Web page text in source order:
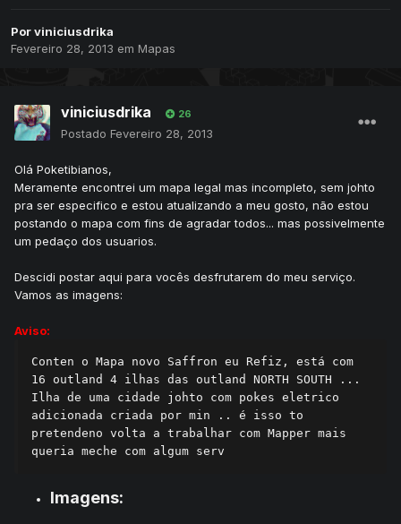
Porviniciusdrika
Fevereiro 28, 2013 em Mapas
viniciusdrika 26
Postado Fevereiro 28, 2013
Olá Poketibianos,
Meramente encontrei um mapa legal mas incompleto, sem johto
pra ser especifico e estou atualizando a meu gosto, não estou
postando o mapa com fins de agradar todos... mas possivelmente
um pedaço dos usuarios.
Descidi postar aqui para vocês desfrutarem do meu serviço.
Vamos as imagens:
Aviso:
Conten o Mapa novo Saffron eu Refiz, está com
16 outland 4 ilhas das outland NORTH SOUTH ...
Ilha de uma cidade johto com pokes eletrico
adicionada criada por min .. é isso to
pretendeno volta a trabalhar com Mapper mais
queria meche com algum serv
Imagens: